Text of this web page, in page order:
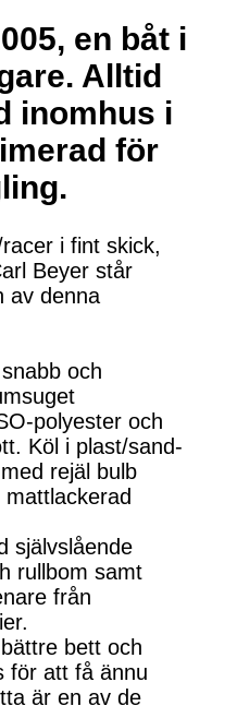
en båt i
Alltid
inomhus i
för
i fint skick,
Beyer står
av denna
och
polyester och
Köl i plast/sand-
rejäl bulb
självslående
rullbom samt
från
bett och
för att få ännu
är en av de